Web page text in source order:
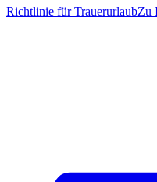
Richtlinie für TrauerurlaubZu